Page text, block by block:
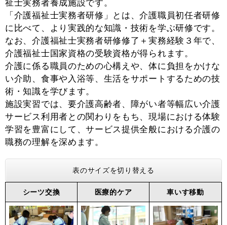
「介護福祉士実務者研修」とは、介護職員初任者研修
に比べて、より実践的な知識・技術を学ぶ研修です。
なお、介護福祉士実務者研修修了＋実務経験３年で、
介護福祉士国家資格の受験資格が得られます。
介護に係る職員のための心構えや、体に負担をかけな
い介助、食事や入浴等、生活をサポートするための技
術・知識を学びます。
施設実習では、要介護高齢者、障がい者等幅広い介護
サービス利用者との関わりをもち、現場における体験
学習を豊富にして、サービス提供全般における介護の
職務の理解を深めます。
表のサイズを切り替える
シーツ交換 医療的ケア 車いす移動